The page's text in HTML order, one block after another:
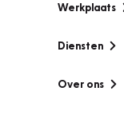
Werkplaats
Diensten
Over ons